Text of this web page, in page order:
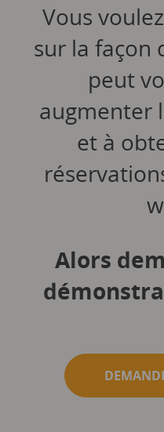
Vous
sur la façon
peut
augmenter
et à
Alors